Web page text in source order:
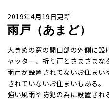
2019年4月19日更新
雨戸（あまど）
大きめの窓の開口部の外側に設
ャッター、折り戸とさまざまな
雨戸が設置されてないお住まい
されていないお住まいもある。
強い風雨や防犯の為に設置され